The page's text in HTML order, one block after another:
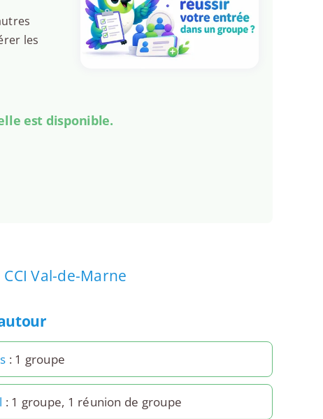
les
est disponible.
CCI Val-de-Marne
: 1 groupe
: 1 groupe, 1 réunion de groupe